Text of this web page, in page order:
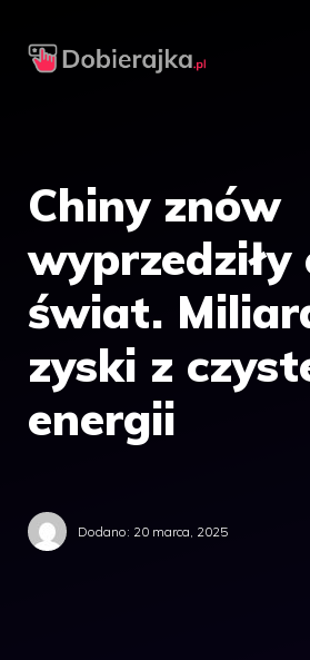
Chiny znów
wyprzedziły
świat.
zyski z
energii
Dodano: 20 marca, 2025